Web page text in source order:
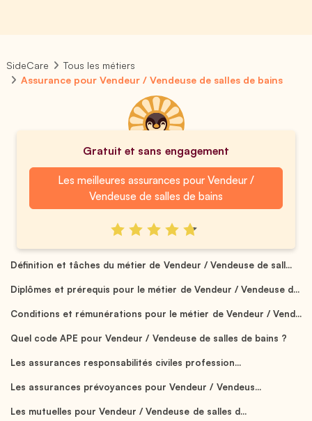
SideCare
Tous les métiers
Assurance pour Vendeur / Vendeuse de salles de bains
Gratuit et sans engagement
Les meilleures assurances pour Vendeur /
Vendeuse de salles de bains
Définition et tâches du métier de Vendeur / Vendeuse de sall...
Diplômes et prérequis pour le métier de Vendeur / Vendeuse d...
Conditions et rémunérations pour le métier de Vendeur / Vend...
Quel code APE pour Vendeur / Vendeuse de salles de bains ?
Les assurances responsabilités civiles profession...
Les assurances prévoyances pour Vendeur / Vendeus...
Les mutuelles pour Vendeur / Vendeuse de salles d...